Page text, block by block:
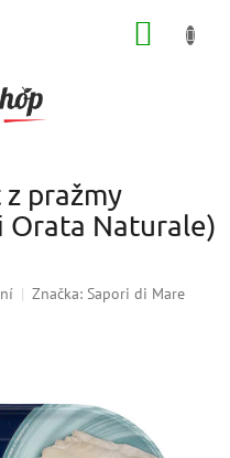
pražmy
Orata Naturale)
Značka: Sapori di Mare